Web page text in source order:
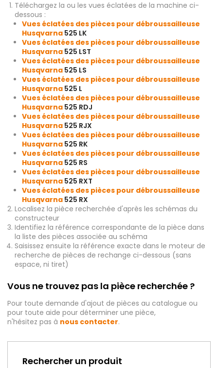
Téléchargez la ou les vues éclatées de la machine ci-
dessous :
Vues éclatées des pièces pour débroussailleuse
Husqvarna 525 LK
Vues éclatées des pièces pour débroussailleuse
Husqvarna 525 LST
Vues éclatées des pièces pour débroussailleuse
Husqvarna 525 LS
Vues éclatées des pièces pour débroussailleuse
Husqvarna 525 L
Vues éclatées des pièces pour débroussailleuse
Husqvarna 525 RDJ
Vues éclatées des pièces pour débroussailleuse
Husqvarna 525 RJX
Vues éclatées des pièces pour débroussailleuse
Husqvarna 525 RK
Vues éclatées des pièces pour débroussailleuse
Husqvarna 525 RS
Vues éclatées des pièces pour débroussailleuse
Husqvarna 525 RXT
Vues éclatées des pièces pour débroussailleuse
Husqvarna 525 RX
Localisez la pièce recherchée d'après les schémas du
constructeur
Identifiez la référence correspondante de la pièce dans
la liste des pièces associée au schéma
Saisissez ensuite la référence exacte dans le moteur de
recherche de pièces de rechange ci-dessous (sans
espace, ni tiret)
Vous ne trouvez pas la pièce recherchée ?
Pour toute demande d'ajout de pièces au catalogue ou
pour toute aide pour déterminer une pièce,
n'hésitez pas à nous contacter.
Rechercher un produit